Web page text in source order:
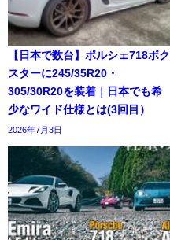
【日本で数台】ポルシェ718ボク
スターに245/35R20・
305/30R20を装着｜日本でも希
少なワイド仕様とは(3回目）
2026年7月3日